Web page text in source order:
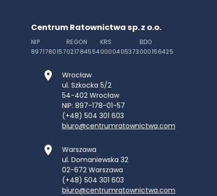
Centrum Ratownictwa sp. z o.o.
NIP
8971780157
REGON
021784554
KRS
0000405373
BDO
000156425
Wrocław
ul. Szkocka 5/2
54-402 Wrocław
NIP: 897-178-01-57
(+48) 504 301 603
biuro@centrumratownictwa.com
Warszawa
ul. Domaniewska 32
02-672 Warszawa
(+48) 504 301 603
biuro@centrumratownictwa.com